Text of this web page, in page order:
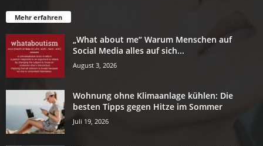
Mehr erfahren
„What about me“ Warum Menschen auf
Social Media alles auf sich...
August 3, 2026
Wohnung ohne Klimaanlage kühlen: Die
besten Tipps gegen Hitze im Sommer
Juli 19, 2026